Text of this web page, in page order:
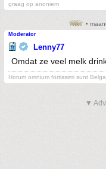
graag op anoniem
•
Moderator
Lenny77
Omdat ze veel melk
Horum omnium fortissimi sunt
▼